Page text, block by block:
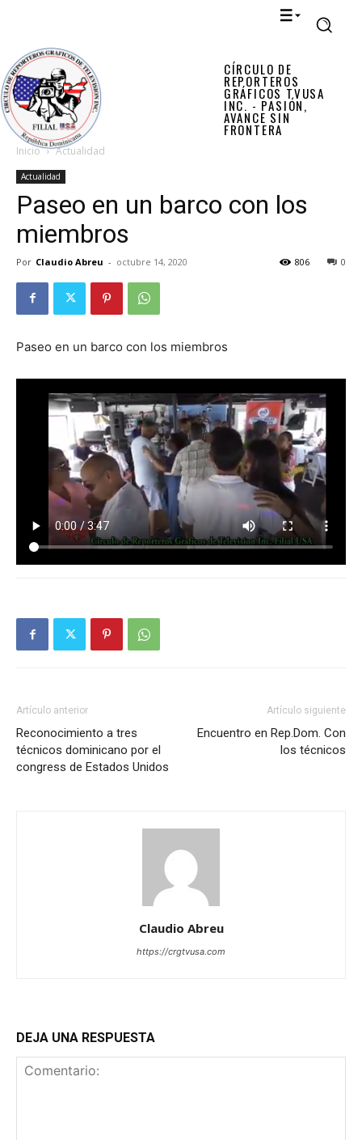
CÍRCULO DE
REPORTEROS
GRÁFICOS TVUSA
INC. - PASIÓN,
AVANCE SIN
FRONTERA
Inicio Actualidad
Actualidad
Paseo en un barco con los
miembros
Por Claudio Abreu - octubre 14, 2020 0
806
Paseo en un barco con los miembros
Artículo anterior
Reconocimiento a tres
técnicos dominicano por el
congress de Estados Unidos
Artículo siguiente
Encuentro en Rep.Dom. Con
los técnicos
Claudio Abreu
https://crgtvusa.com
DEJA UNA RESPUESTA